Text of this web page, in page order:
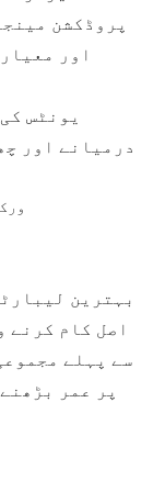
درمیانے اور
بہترین
اصل کام کرنے
سے پہلے
پر عمر